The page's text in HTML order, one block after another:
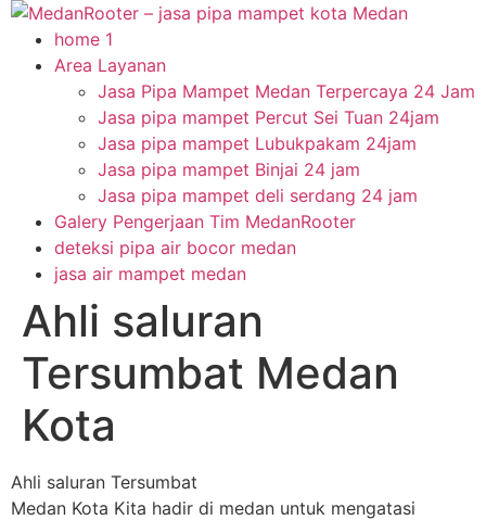
Skip
content
home 1
Area Layanan
Jasa Pipa Mampet Medan Terpercaya 24 Jam
Jasa pipa mampet Percut Sei Tuan 24jam
Jasa pipa mampet Lubukpakam 24jam
Jasa pipa mampet Binjai 24 jam
Jasa pipa mampet deli serdang 24 jam
Galery Pengerjaan Tim MedanRooter
deteksi pipa air bocor medan
jasa air mampet medan
Ahli saluran
Tersumbat Medan
Kota
Ahli saluran Tersumbat
Medan Kota Kita hadir di medan untuk mengatasi